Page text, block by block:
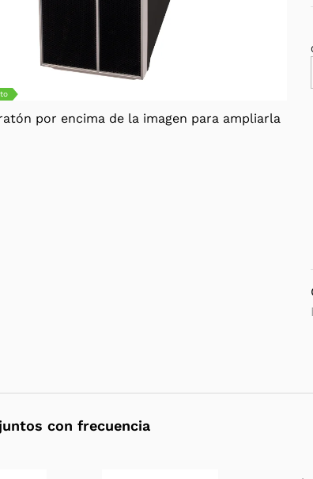
por encima de la imagen para ampliarla
con frecuencia